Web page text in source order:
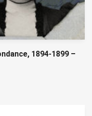
1894-1899 –